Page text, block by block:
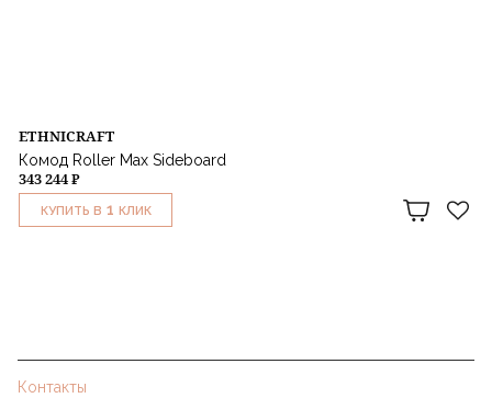
ETHNICRAFT
Комод Roller Max Sideboard
343 244 ₽
КУПИТЬ В 1 КЛИК
Контакты